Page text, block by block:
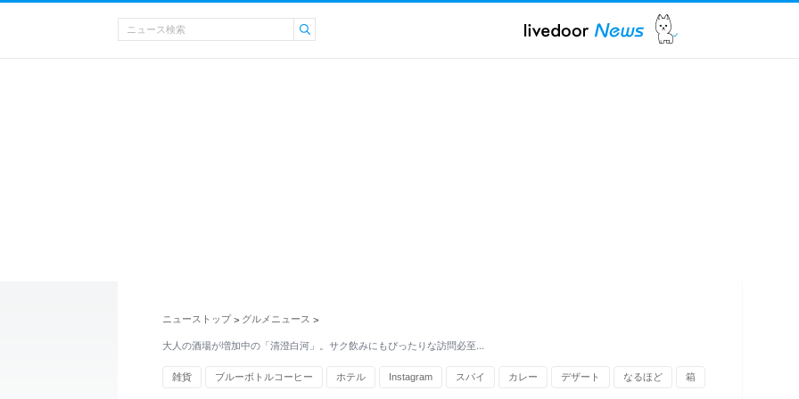
ニューストップ > グルメニュース >
大人の酒場が増加中の「清澄白河」。サク飲みにもぴったりな訪問必至…
雑貨 ブルーボトルコーヒー ホテル Instagram スパイ カレー デザート なるほど 箱